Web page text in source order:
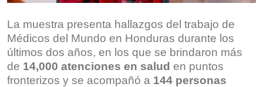
La muestra presenta hallazgos del trabajo de
Médicos del Mundo en Honduras durante los
últimos dos años, en los que se brindaron más
de 14,000 atenciones en salud en puntos
fronterizos y se acompañó a 144 personas